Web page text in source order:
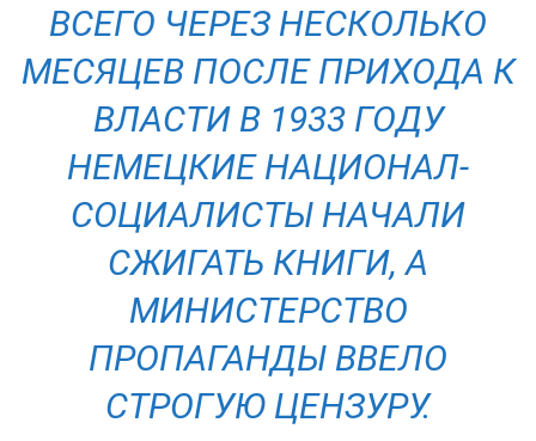
ВСЕГО ЧЕРЕЗ НЕСКОЛЬКО
МЕСЯЦЕВ ПОСЛЕ ПРИХОДА К
ВЛАСТИ В 1933 ГОДУ
НЕМЕЦКИЕ НАЦИОНАЛ-
СОЦИАЛИСТЫ НАЧАЛИ
СЖИГАТЬ КНИГИ, А
МИНИСТЕРСТВО
ПРОПАГАНДЫ ВВЕЛО
СТРОГУЮ ЦЕНЗУРУ.